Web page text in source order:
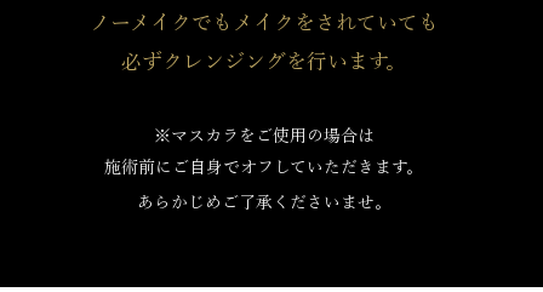
ノーメイクでもメイクをされていても
必ずクレンジングを行います。
※マスカラをご使用の場合は
施術前にご自身でオフしていただきます。
あらかじめご了承くださいませ。